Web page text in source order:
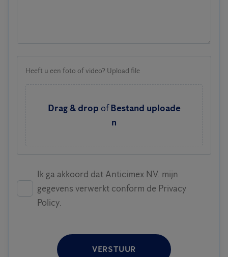
Heeft u een foto of video? Upload file
Drag & drop of Bestand uploade
n
Ik ga akkoord dat Anticimex NV. mijn
gegevens verwerkt conform de Privacy
Policy.
VERSTUUR